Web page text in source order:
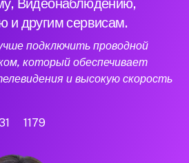
Видеонаблюдению,
и другим сервисам.
подключить проводной
который обеспечивает
и высокую скорость
1179